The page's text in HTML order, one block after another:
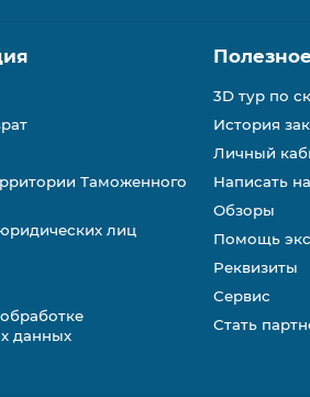
Таможенного
лиц
данных
Полезное
3D тур по
История
Личный
Написать
Обзоры
Помощь
Реквизиты
Сервис
Стать